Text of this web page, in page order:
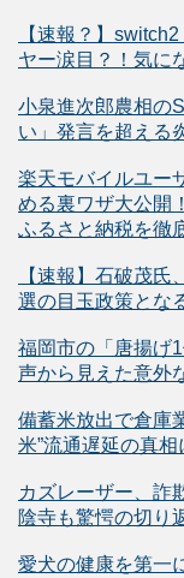
【速報？】
ヤー涙目？！気に
小泉進次郎農相の
い」発言を超える
楽天モバイルユー
める裏ワザ大公開
ふるさと納税を徹
【速報】石破茂
選の目玉政策とな
福岡市の「唐揚げ
声から見えた意外
備蓄米放出で倉庫
米”流通遅延の真相
カズレーザー、詐
陰寺も驚愕の切り
愛犬の健康を第一